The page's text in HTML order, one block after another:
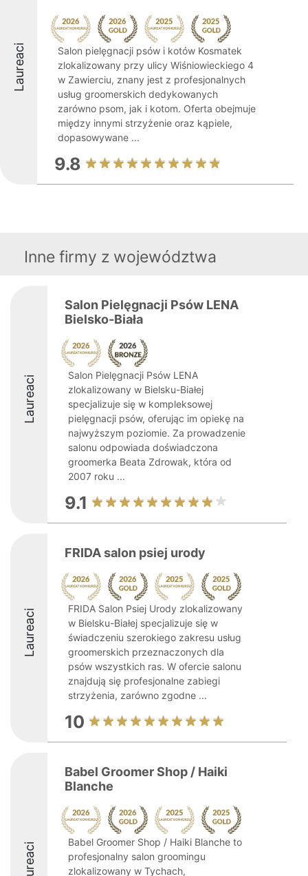
Laureaci
Salon pielęgnacji psów i kotów Kosmatek
zlokalizowany przy ulicy Wiśniowieckiego 4
w Zawierciu, znany jest z profesjonalnych
usług groomerskich dedykowanych
zarówno psom, jak i kotom. Oferta obejmuje
między innymi strzyżenie oraz kąpiele,
dopasowywane ...
9.8
Inne firmy z województwa
Laureaci
Salon Pielęgnacji Psów LENA
Bielsko-Biała
Salon Pielęgnacji Psów LENA
zlokalizowany w Bielsku-Białej
specjalizuje się w kompleksowej
pielęgnacji psów, oferując im opiekę na
najwyższym poziomie. Za prowadzenie
salonu odpowiada doświadczona
groomerka Beata Zdrowak, która od
2007 roku ...
9.1
Laureaci
FRIDA salon psiej urody
FRIDA Salon Psiej Urody zlokalizowany
w Bielsku-Białej specjalizuje się w
świadczeniu szerokiego zakresu usług
groomerskich przeznaczonych dla
psów wszystkich ras. W ofercie salonu
znajdują się profesjonalne zabiegi
strzyżenia, zarówno zgodne ...
10
Laureaci
Babel Groomer Shop / Haiki
Blanche
Babel Groomer Shop / Haiki Blanche to
profesjonalny salon groomingu
zlokalizowany w Tychach,